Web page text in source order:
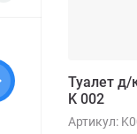
Туалет д/
K 002
Артикул: